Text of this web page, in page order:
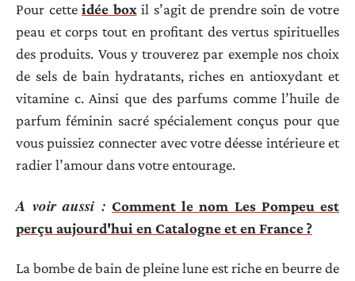
Pour cette idée boxil s’agit de prendre soin de votre
peau et corps tout en profitant des vertus spirituelles
des produits. Vous y trouverez par exemple nos choix
de sels de bain hydratants, riches en antioxydant et
vitamine c. Ainsi que des parfums comme l’huile de
parfum féminin sacré spécialement conçus pour que
vous puissiez connecter avec votre déesse intérieure et
radier l’amour dans votre entourage.
A voir aussi : Comment le nom Les Pompeu est
perçu aujourd'hui en Catalogne et en France ?
La bombe de bain de pleine lune est riche en beurre de